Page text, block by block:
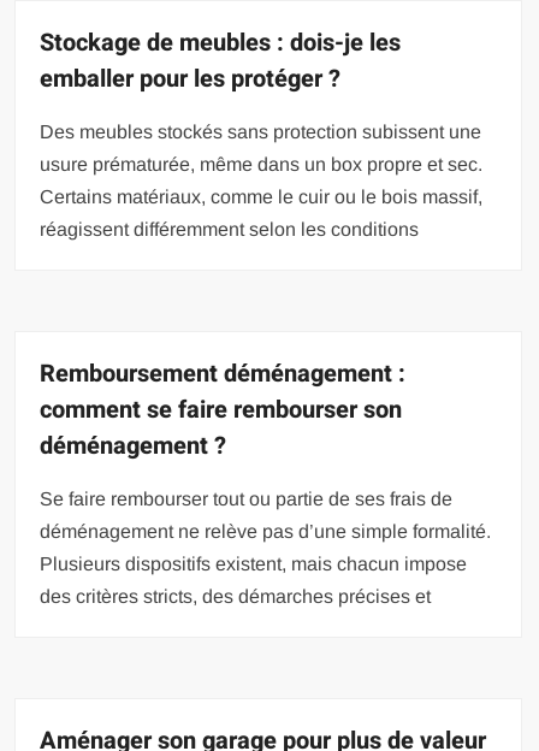
Stockage de meubles : dois-je les
emballer pour les protéger ?
Des meubles stockés sans protection subissent une
usure prématurée, même dans un box propre et sec.
Certains matériaux, comme le cuir ou le bois massif,
réagissent différemment selon les conditions
Remboursement déménagement :
comment se faire rembourser son
déménagement ?
Se faire rembourser tout ou partie de ses frais de
déménagement ne relève pas d’une simple formalité.
Plusieurs dispositifs existent, mais chacun impose
des critères stricts, des démarches précises et
Aménager son garage pour plus de valeur